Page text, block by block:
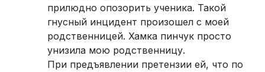
прилюдно опозорить ученика. Такой
гнусный инцидент произошел с моей
родственницей. Хамка пинчук просто
унизила мою родственницу.
При предъявлении претензии ей, что по